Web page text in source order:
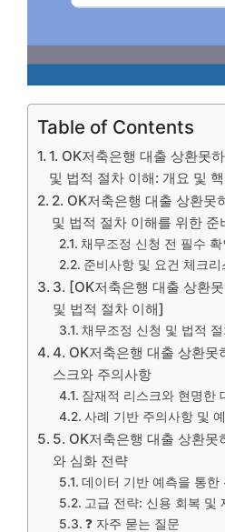
Table of Contents
1. OK저축은행 대출 상환못
및 법적 절차 이해: 개요 및
2. OK저축은행 대출 상환못
및 법적 절차 이해를 위한 준
채무조정 신청 전 필수
준비사항 및 요건 체크리
3. [OK저축은행 대출 상환
및 법적 절차 이해]
채무조정 신청 및 법적
4. OK저축은행 대출 상환못
스크와 주의사항
잠재적 리스크와 현명한
사례 기반 주의사항 및
5. OK저축은행 대출 상환못
와 심화 전략
데이터 기반 예측을 통한
고급 전략: 신용 회복 및
❓ 자주 묻는 질문